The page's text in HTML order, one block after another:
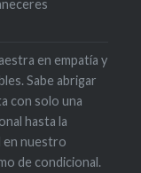
en empatía y
Sabe abrigar
con solo una
hasta la
en nuestro
de condicional.